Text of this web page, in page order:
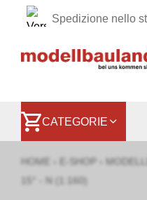
Spedizione nello
CATEGORIE
HOME E-SHOP
15° - N (1:160)